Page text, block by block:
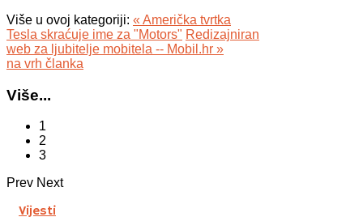
Više u ovoj kategoriji: « Američka tvrtka
Tesla skraćuje ime za "Motors" Redizajniran
web za ljubitelje mobitela -- Mobil.hr »
na vrh članka
Više...
1
2
3
Prev Next
Vijesti